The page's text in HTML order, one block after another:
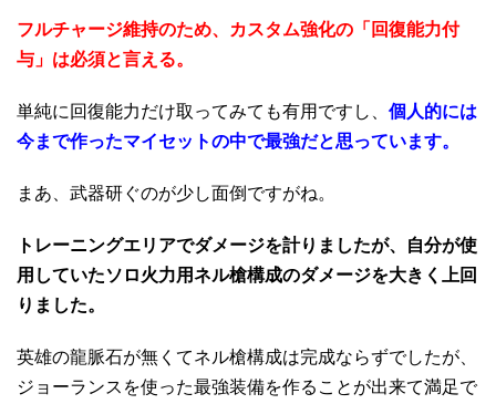
フルチャージ維持のため、カスタム強化の「回復能力付
与」は必須と言える。
単純に回復能力だけ取ってみても有用ですし、 個人的には
今まで作ったマイセットの中で最強だと思っています。
まあ、武器研ぐのが少し面倒ですがね。
トレーニングエリアでダメージを計りましたが、自分が使
用していたソロ火力用ネル槍構成のダメージを大きく上回
りました。
英雄の龍脈石が無くてネル槍構成は完成ならずでしたが、
ジョーランスを使った最強装備を作ることが出来て満足で